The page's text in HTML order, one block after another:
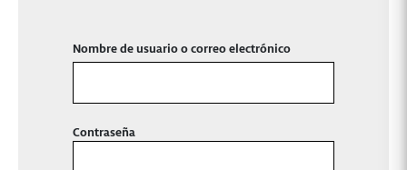
Nombre de usuario o correo electrónico
Contraseña